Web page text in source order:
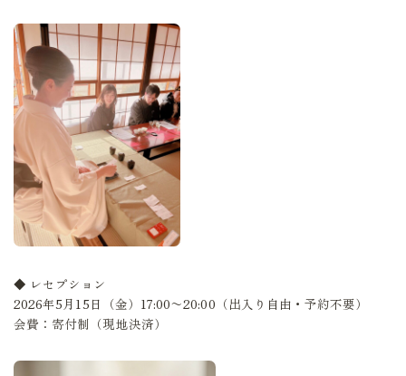
◆ レセプション
2026年5月15日（金）17:00〜20:00（出入り自由・予約不要）
会費：寄付制（現地決済）